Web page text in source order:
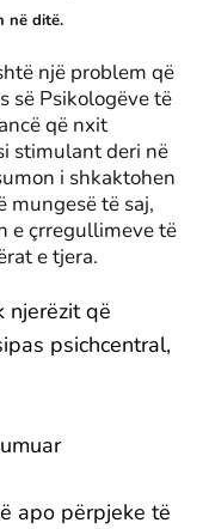
në ditë.
një problem që
së Psikologëve të
që nxit
stimulant deri në
i shkaktohen
mungesë të saj,
e çrregullimeve të
e tjera.
njerëzit që
psichcentral,
apo përpjeke të